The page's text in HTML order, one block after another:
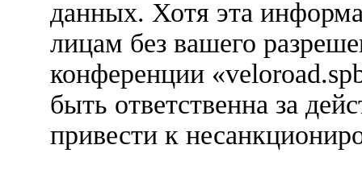
данных. Хотя эта
лицам без вашего
конференции
быть ответственна за
привести к